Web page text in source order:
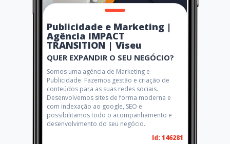
Publicidade e Marketing |
Agência IMPACT
TRANSITION | Viseu
QUER EXPANDIR O SEU NEGÓCIO?
Somos uma agência de Marketing e
Publicidade. Fazemos gestão e criação de
conteúdos para as suas redes sociais.
Desenvolvemos sites de forma moderna e
com indexação ao google, SEO e
possibilitamos todo o acompanhamento e
desenvolvimento do seu negócio.
Id: 146281